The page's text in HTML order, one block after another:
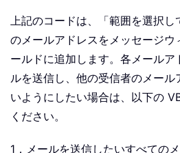
上記のコードは、「範囲を選択
のメールアドレスをメッセージウ
ールドに追加します。各メール
ルを送信し、他の受信者のメー
いようにしたい場合は、以下の
ください。
1．メールを送信したいすべての